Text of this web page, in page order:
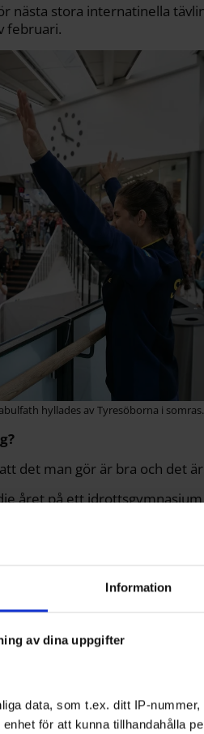
Information
av dina uppgifter
data, som t.ex. ditt IP-
för att kunna tillhandahålla
nästa stora internatinella
februari.
hyllades av Tyresöborna i somras.
det man gör är bra och det
året på ett
galan?
med där bland alla stora